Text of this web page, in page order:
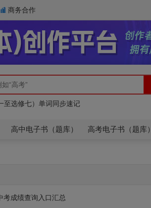
商务合作
选修七）单词同步速记
＋模拟）
至选修七）单词同步速记
高中电子书（题库） 高考电子书（题库）
考成绩查询入口汇总